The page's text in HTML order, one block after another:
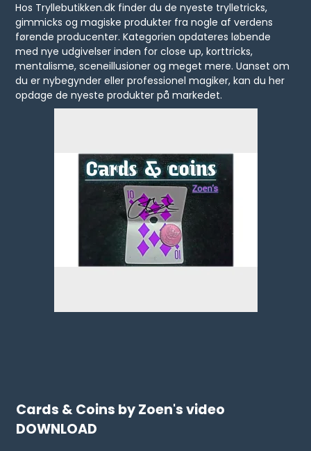
Hos Tryllebutikken.dk finder du de nyeste trylletricks,
gimmicks og magiske produkter fra nogle af verdens
førende producenter. Kategorien opdateres løbende
med nye udgivelser inden for close up, korttricks,
mentalisme, sceneillusioner og meget mere. Uanset om
du er nybegynder eller professionel magiker, kan du her
opdage de nyeste produkter på markedet.
Cards & Coins by Zoen's video
DOWNLOAD